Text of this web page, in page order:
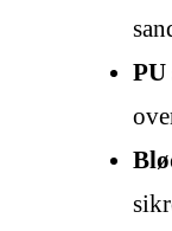
PU